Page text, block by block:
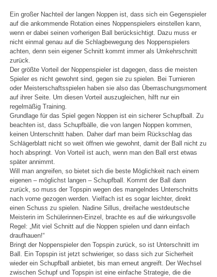
Ein großer Nachteil der langen Noppen ist, dass sich ein Gegenspieler
auf die ankommende Rotation eines Noppenspielers einstellen kann,
wenn er dabei seinen vorherigen Ball berücksichtigt. Dazu muss er
nicht einmal genau auf die Schlagbewegung des Noppenspielers
achten, denn sein eigener Schnitt kommt immer als Umkehrschnitt
zurück.
Der größte Vorteil der Noppenspieler ist dagegen, dass die meisten
Spieler es nicht gewohnt sind, gegen sie zu spielen. Bei Turnieren
oder Meisterschaftsspielen haben sie also das Überraschungsmoment
auf ihrer Seite. Um diesen Vorteil auszugleichen, hilft nur ein
regelmäßig Training.
Grundlage für das Spiel gegen Noppen ist ein sicherer Schupfball. Zu
beachten ist, dass Schupfbälle, die von langen Noppen kommen,
keinen Unterschnitt haben. Daher darf man beim Rückschlag das
Schlägerblatt nicht so weit öffnen wie gewohnt, damit der Ball nicht zu
hoch abspringt. Von Vorteil ist auch, wenn man den Ball erst etwas
später annimmt.
Will man angreifen, so bietet sich die beste Möglichkeit nach einem
eigenen – möglichst langen – Schupfball. Kommt der Ball dann
zurück, so muss der Topspin wegen des mangelndes Unterschnitts
nach vorne gezogen werden. Vielfach ist es sogar leichter, direkt
einen Schuss zu spielen. Nadine Sillus, dreifache westdeutsche
Meisterin im Schülerinnen-Einzel, brachte es auf die wirkungsvolle
Regel: „Mit viel Schnitt auf die Noppen spielen und dann einfach
draufhauen!“
Bringt der Noppenspieler den Topspin zurück, so ist Unterschnitt im
Ball. Ein Topspin ist jetzt schwieriger, so dass sich zur Sicherheit
wieder ein Schupfball anbietet, bis man erneut angreift. Der Wechsel
zwischen Schupf und Topspin ist eine einfache Strategie, die die